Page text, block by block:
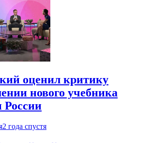
оценил критику
нового учебника
России
2 года спустя